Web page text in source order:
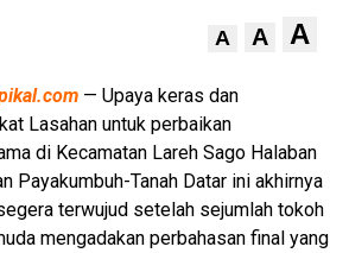
A A A
— Upaya keras dan
Lasahan untuk perbaikan
di Kecamatan Lareh Sago Halaban
Payakumbuh-Tanah Datar ini akhirnya
terwujud setelah sejumlah tokoh
mengadakan perbahasan final yang